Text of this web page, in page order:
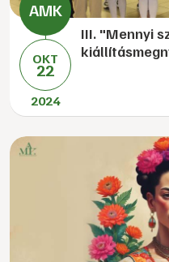
OKT
22
2024
III. "Mennyi